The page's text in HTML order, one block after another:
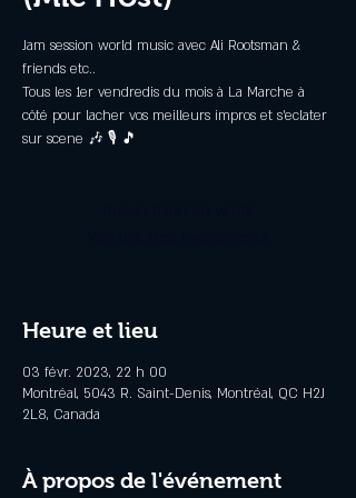
Jam session world music avec Ali Rootsman &
friends etc..
Tous les 1er vendredis du mois à La Marche à
côté pour lacher vos meilleurs impros et s'eclater
sur scene 🎶 🎙 🎵
Heure et lieu
03 févr. 2023, 22 h 00
Montréal, 5043 R. Saint-Denis, Montréal, QC H2J
2L8, Canada
À propos de l'événement